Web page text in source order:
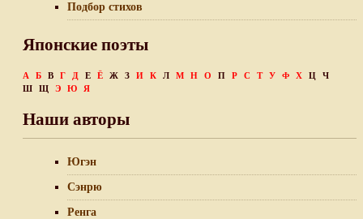
Подбор стихов
Японские поэты
А Б В Г Д Е Ё Ж З И К Л М Н О П Р С Т У Ф Х Ц
Ч
Ш
Щ Э Ю Я
Наши авторы
Югэн
Сэнрю
Ренга